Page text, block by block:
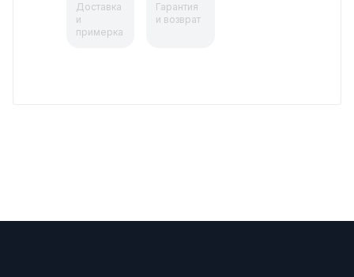
Доставка
и
примерка
Гарантия
и возврат